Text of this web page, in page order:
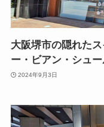
大阪堺市の隠れた
ー・ビアン・シュ
2024年9月3日